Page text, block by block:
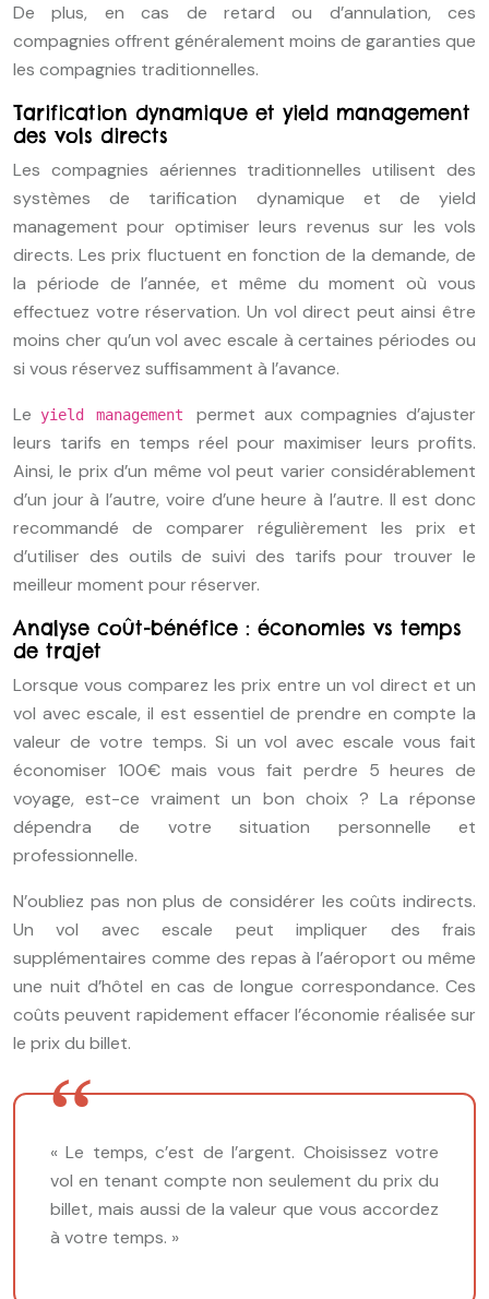
De plus, en cas de retard ou d’annulation, ces
compagnies offrent généralement moins de garanties que
les compagnies traditionnelles.
Tarification dynamique et yield management
des vols directs
Les compagnies aériennes traditionnelles utilisent des
systèmes de tarification dynamique et de yield
management pour optimiser leurs revenus sur les vols
directs. Les prix fluctuent en fonction de la demande, de
la période de l’année, et même du moment où vous
effectuez votre réservation. Un vol direct peut ainsi être
moins cher qu’un vol avec escale à certaines périodes ou
si vous réservez suffisamment à l’avance.
Le
yield managementpermet aux compagnies d’ajuster
leurs tarifs en temps réel pour maximiser leurs profits.
Ainsi, le prix d’un même vol peut varier considérablement
d’un jour à l’autre, voire d’une heure à l’autre. Il est donc
recommandé de comparer régulièrement les prix et
d’utiliser des outils de suivi des tarifs pour trouver le
meilleur moment pour réserver.
Analyse coût-bénéfice : économies vs temps
de trajet
Lorsque vous comparez les prix entre un vol direct et un
vol avec escale, il est essentiel de prendre en compte la
valeur de votre temps. Si un vol avec escale vous fait
économiser 100€ mais vous fait perdre 5 heures de
voyage, est-ce vraiment un bon choix ? La réponse
dépendra de votre situation personnelle et
professionnelle.
N’oubliez pas non plus de considérer les coûts indirects.
Un vol avec escale peut impliquer des frais
supplémentaires comme des repas à l’aéroport ou même
une nuit d’hôtel en cas de longue correspondance. Ces
coûts peuvent rapidement effacer l’économie réalisée sur
le prix du billet.
« Le temps, c’est de l’argent. Choisissez votre
vol en tenant compte non seulement du prix du
billet, mais aussi de la valeur que vous accordez
à votre temps. »